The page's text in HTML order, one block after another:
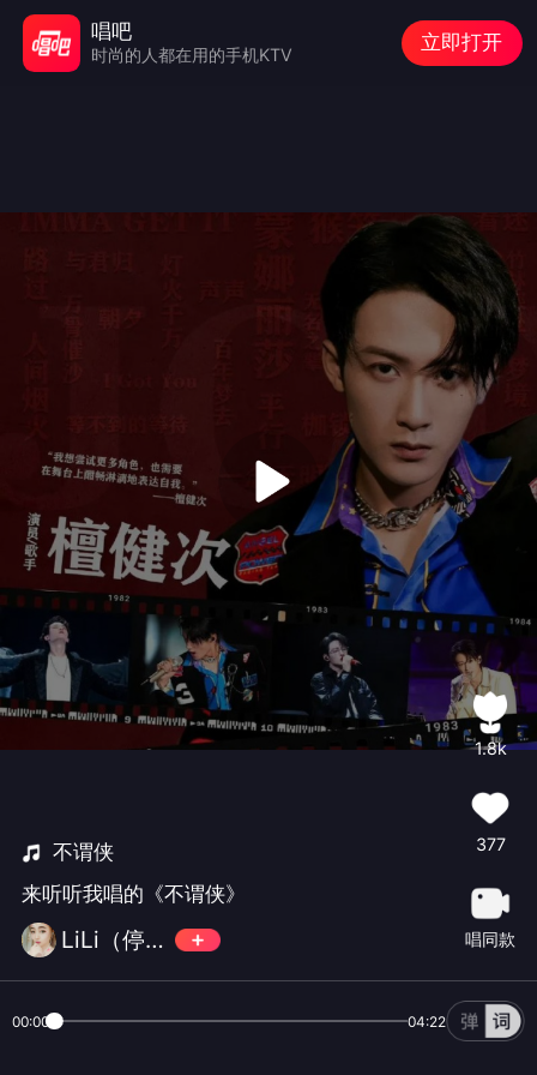
不谓侠
来听听我唱的《不谓侠》
LiLi（停更）
1.8k
377
唱同款
00:00 04:22
唱吧
时尚的人都在用的手机KTV
立即打开